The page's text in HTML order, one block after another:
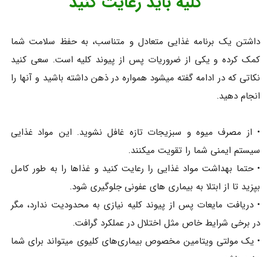
داشتن یک برنامه غذایی متعادل و متناسب، به حفظ سلامت شما
کمک کرده و یکی از ضروریات پس از پیوند کلیه است. سعی کنید
نکاتی که در ادامه گفته میشود همواره در ذهن داشته باشید و آنها را
انجام دهید.
• از مصرف میوه و سبزیجات تازه غافل نشوید. این مواد غذایی
سیستم ایمنی شما را تقویت میکنند.
• حتما بهداشت مواد غذایی را رعایت کنید و غذاها را به طور کامل
بپزید تا از ابتلا به بیماری های عفونی جلوگیری شود.
• دریافت مایعات پس از پیوند کلیه نیازی به محدودیت ندارد، مگر
در برخی شرایط خاص مثل اختلال در عملکرد گرافت.
• یک مولتی ویتامین مخصوص بیماری‌های کلیوی میتواند برای شما